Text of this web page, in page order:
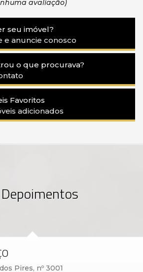
avaliação)
seu imóvel?
e anuncie conosco
o que procurava?
Favoritos
adicionados
Depoimentos
Pires, nº 3001